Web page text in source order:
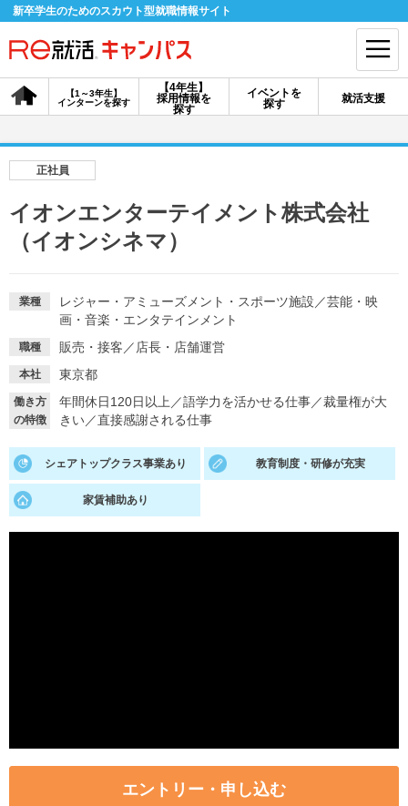
新卒学生のためのスカウト型就職情報サイト
【4年生】
採用情報を
探す
【1～3年生】
インターンを探す
イベントを
探す
就活支援
会員登録 ログイン
就活ノウハウ・サポート
就活ノウハウが満載！ お役立ち記事・相談室など
適職診断
あなたに合う仕事を診断！ 動画で対策講座をチェック
正社員
イオンエンターテイメント株式会社
（イオンシネマ）
業種 レジャー・アミューズメント・スポーツ施設 ／芸能・映
画・音楽・エンタテインメント
職種 販売・接客 ／ 店長・店舗運営
本社 東京都
働き方
の特徴
年間休日120日以上 ／語学力を活かせる仕事／裁量権が大
きい／直接感謝される仕事
シェアトップクラス事業あり 教育制度・研修が充実
家賃補助あり
エントリー・申し込む